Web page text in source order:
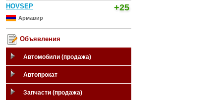
HOVSEP +25
Армавир
Объявления
Автомобили (продажа)
Автопрокат
Запчасти (продажа)